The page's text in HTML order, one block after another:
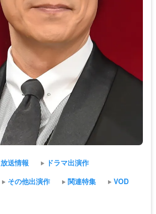
放送情報
ドラマ出演作
その他出演作 関連特集 VOD